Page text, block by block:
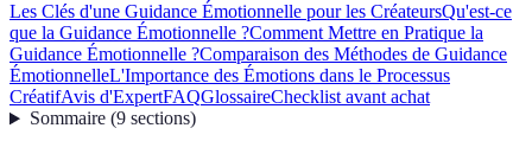
Les Clés d'une Guidance Émotionnelle pour les CréateursQu'est-ce
que la Guidance Émotionnelle ?Comment Mettre en Pratique la
Guidance Émotionnelle ?Comparaison des Méthodes de Guidance
ÉmotionnelleL'Importance des Émotions dans le Processus
CréatifAvis d'ExpertFAQGlossaireChecklist avant achat
Sommaire(9 sections)